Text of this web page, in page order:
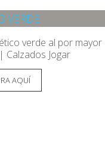
verde al por mayor
Calzados Jogar
AQUÍ